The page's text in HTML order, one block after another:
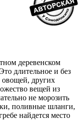
деревенском
длительное и без
овощей, других
вещей из
не морозить
поливные шланги,
найдется место